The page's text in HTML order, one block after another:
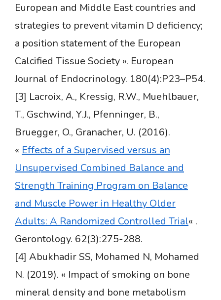
European and Middle East countries and
strategies to prevent vitamin D deficiency;
a position statement of the European
Calcified Tissue Society ». European
Journal of Endocrinology. 180(4):P23–P54.
[3] Lacroix, A., Kressig, R.W., Muehlbauer,
T., Gschwind, Y.J., Pfenninger, B.,
Bruegger, O., Granacher, U. (2016).
« Effects of a Supervised versus an
Unsupervised Combined Balance and
Strength Training Program on Balance
and Muscle Power in Healthy Older
Adults: A Randomized Controlled Trial« .
Gerontology. 62(3):275-288.
[4] Abukhadir SS, Mohamed N, Mohamed
N. (2019). « Impact of smoking on bone
mineral density and bone metabolism